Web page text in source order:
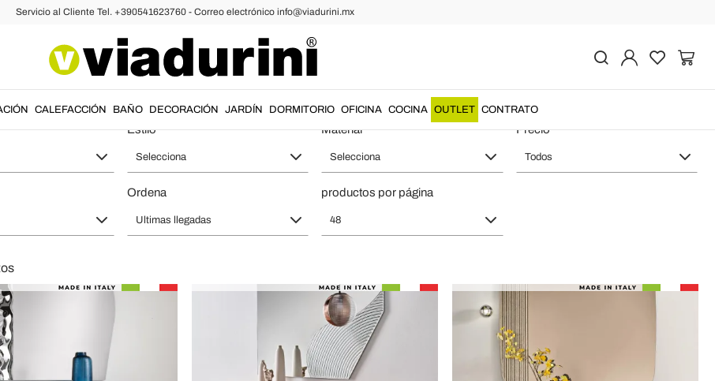
Servicio al Cliente Tel. +390541623760 - Correo electrónico info@viadurini.mx
CALEFACCIÓN BAÑO DECORACIÓN JARDÍN DORMITORIO OFICINA COCINA OUTLET CONTRATO
Modernos y Étnicos - Amueblar la Sala de Estar
Estilo
Selecciona
Material
Selecciona
Precio
Todos
Ordena
Ultimas llegadas
productos por página
48